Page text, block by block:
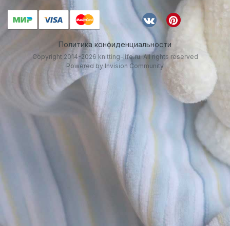
Политика конфиденциальности
Copyright 2014-2026 knitting-life.ru. All rights reserved
Powered by Invision Community